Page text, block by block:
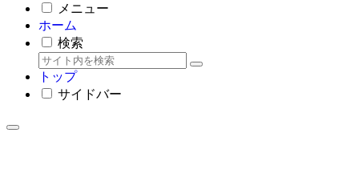
メニュー
ホーム
検索
トップ
サイドバー